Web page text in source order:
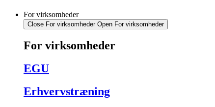
For virksomheder
Close For virksomheder Open For virksomheder
For virksomheder
EGU
Erhvervstræning